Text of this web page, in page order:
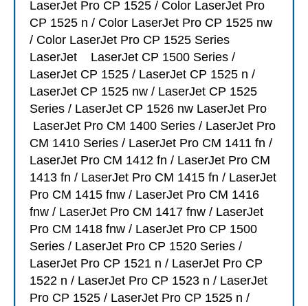
LaserJet Pro CP 1525 / Color LaserJet Pro
CP 1525 n / Color LaserJet Pro CP 1525 nw
/ Color LaserJet Pro CP 1525 Series
LaserJet LaserJet CP 1500 Series /
LaserJet CP 1525 / LaserJet CP 1525 n /
LaserJet CP 1525 nw / LaserJet CP 1525
Series / LaserJet CP 1526 nw LaserJet Pro
LaserJet Pro CM 1400 Series / LaserJet Pro
CM 1410 Series / LaserJet Pro CM 1411 fn /
LaserJet Pro CM 1412 fn / LaserJet Pro CM
1413 fn / LaserJet Pro CM 1415 fn / LaserJet
Pro CM 1415 fnw / LaserJet Pro CM 1416
fnw / LaserJet Pro CM 1417 fnw / LaserJet
Pro CM 1418 fnw / LaserJet Pro CP 1500
Series / LaserJet Pro CP 1520 Series /
LaserJet Pro CP 1521 n / LaserJet Pro CP
1522 n / LaserJet Pro CP 1523 n / LaserJet
Pro CP 1525 / LaserJet Pro CP 1525 n /